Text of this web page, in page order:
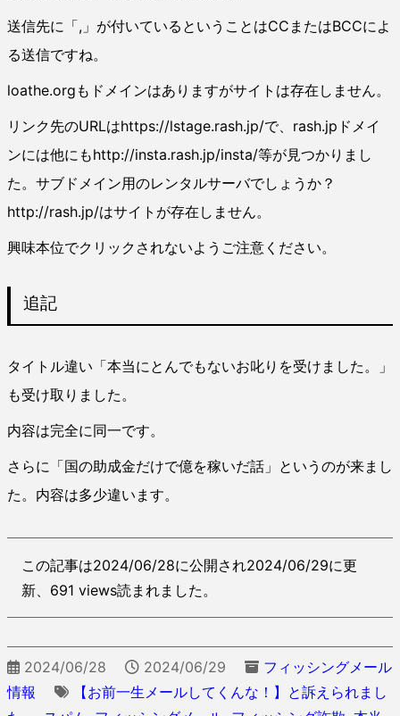
送信先に「,」が付いているということはCCまたはBCCによ
る送信ですね。
loathe.orgもドメインはありますがサイトは存在しません。
リンク先のURLはhttps://lstage.rash.jp/で、rash.jpドメイ
ンには他にもhttp://insta.rash.jp/insta/等が見つかりまし
た。サブドメイン用のレンタルサーバでしょうか？
http://rash.jp/はサイトが存在しません。
興味本位でクリックされないようご注意ください。
追記
タイトル違い「本当にとんでもないお叱りを受けました。」
も受け取りました。
内容は完全に同一です。
さらに「国の助成金だけで億を稼いだ話」というのが来まし
た。内容は多少違います。
この記事は2024/06/28に公開され2024/06/29に更
新、691 views読まれました。
2024/06/28 2024/06/29
フィッシングメール
情報
【お前一生メールしてくんな！】と訴えられまし